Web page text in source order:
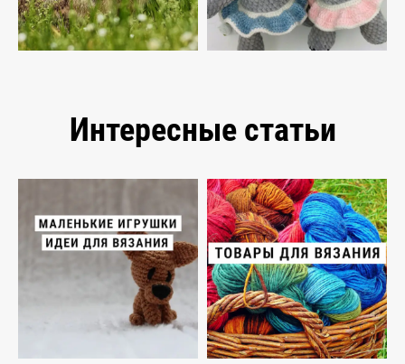
Интересные статьи